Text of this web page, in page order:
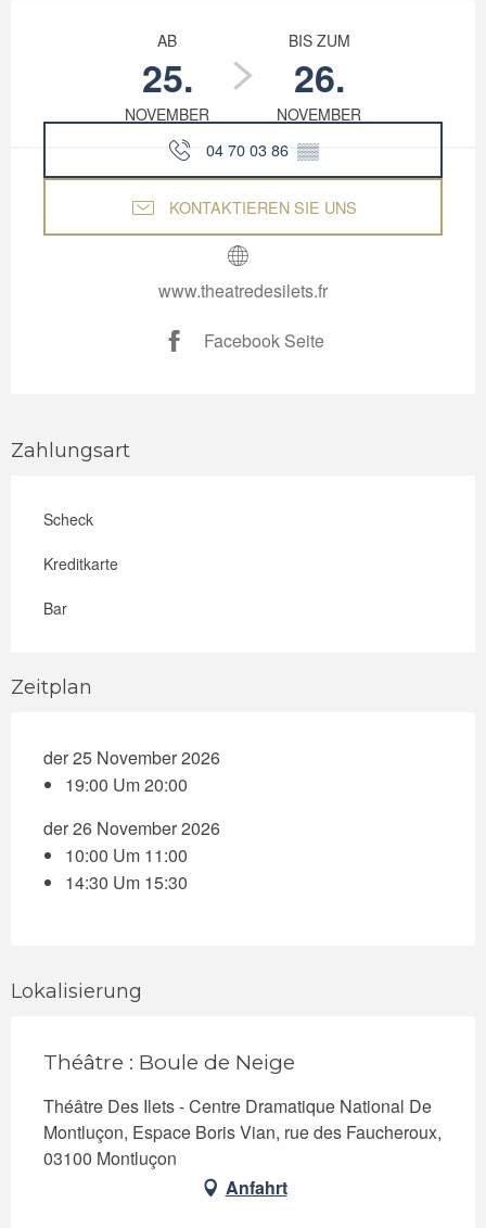
AB
25.
NOVEMBER
BIS ZUM
26.
NOVEMBER
04 70 03 86 ▒▒
KONTAKTIEREN SIE UNS
www.theatredesilets.fr
Facebook Seite
Zahlungsart
Scheck
Kreditkarte
Bar
Zeitplan
der 25 November 2026
19:00 Um 20:00
der 26 November 2026
10:00 Um 11:00
14:30 Um 15:30
Lokalisierung
Théâtre : Boule de Neige
Théâtre Des Ilets - Centre Dramatique National De
Montluçon, Espace Boris Vian, rue des Faucheroux,
03100 Montluçon
Anfahrt